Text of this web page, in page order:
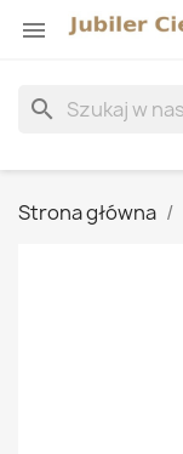

search
Strona główna